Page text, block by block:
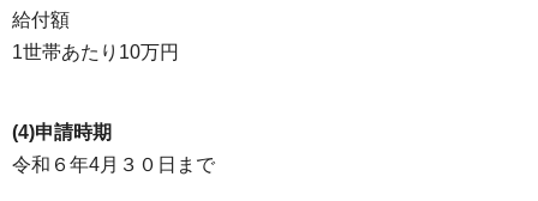
給付額
1世帯あたり10万円
(4)申請時期
令和６年4月３０日まで